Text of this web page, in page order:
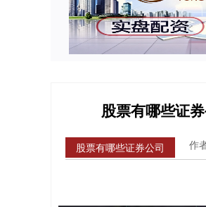
股票有哪些证
股票有哪些证券公司 作